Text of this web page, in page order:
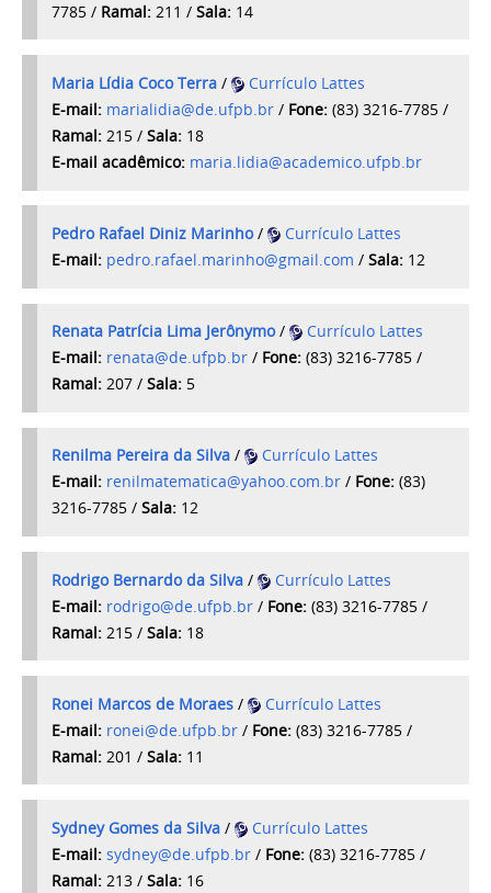
7785/ Ramal: 211 /Sala: 14
Maria Lídia Coco Terra /
Currículo Lattes
E-mail: marialidia@de.ufpb.br / Fone: (83) 3216-7785 /
Ramal: 215 /Sala: 18
E-mail acadêmico: maria.lidia@academico.ufpb.br
Pedro Rafael Diniz Marinho/
Currículo Lattes
E-mail: pedro.rafael.marinho@gmail.com /Sala: 12
Renata Patrícia Lima Jerônymo/
Currículo Lattes
E-mail: renata@de.ufpb.br / Fone: (83) 3216-7785 /
Ramal: 207 /Sala: 5
Renilma Pereira da Silva /
Currículo Lattes
E-mail: renilmatematica@yahoo.com.br / Fone: (83)
3216-7785 /Sala: 12
Rodrigo Bernardo da Silva /
Currículo Lattes
E-mail: rodrigo@de.ufpb.br / Fone: (83) 3216-7785 /
Ramal: 215 /Sala: 18
Ronei Marcos de Moraes /
Currículo Lattes
E-mail: ronei@de.ufpb.br/ Fone: (83) 3216-7785 /
Ramal: 201 /Sala: 11
Sydney Gomes da Silva /
Currículo Lattes
E-mail: sydney@de.ufpb.br/ Fone:(83) 3216-7785 /
Ramal: 213 /Sala: 16